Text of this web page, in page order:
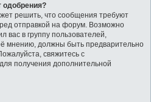
одобрения?
решить, что сообщения требуют
отправкой на форум. Возможно
вас в группу пользователей,
мнению, должны быть предварительно
свяжитесь с
получения дополнительной